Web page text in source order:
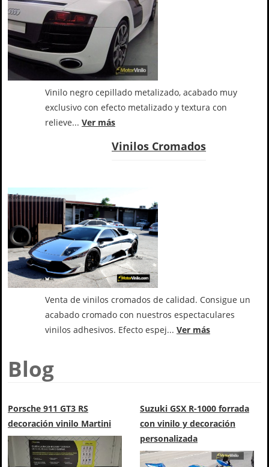
Vinilo negro cepillado metalizado, acabado muy
exclusivo con efecto metalizado y textura con
relieve... Ver más
Vinilos Cromados
Venta de vinilos cromados de calidad. Consigue un
acabado cromado con nuestros espectaculares
vinilos adhesivos. Efecto espej... Ver más
Blog
Porsche 911 GT3 RS
decoración vinilo Martini
Suzuki GSX R-1000 forrada
con vinilo y decoración
personalizada